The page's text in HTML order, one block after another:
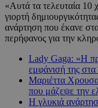
«Αυτά τα τελευταία 10
γιορτή
ανάρτηση που έκανε
περήφανος για την
Lady Gaga: «Η
εμφάνισή της
Μαριέττα
που μάζεψε την
Η γλυκιά